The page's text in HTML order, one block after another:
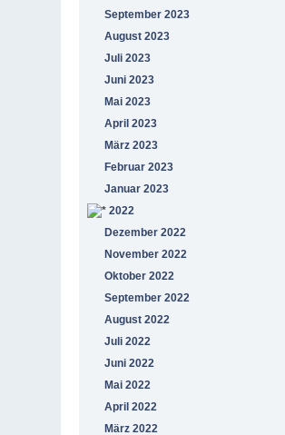
September 2023
August 2023
Juli 2023
Juni 2023
Mai 2023
April 2023
März 2023
Februar 2023
Januar 2023
2022
Dezember 2022
November 2022
Oktober 2022
September 2022
August 2022
Juli 2022
Juni 2022
Mai 2022
April 2022
März 2022